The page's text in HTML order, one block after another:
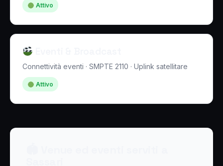
Attivo
Connettività eventi · SMPTE 2110 · Uplink satellitare
Attivo